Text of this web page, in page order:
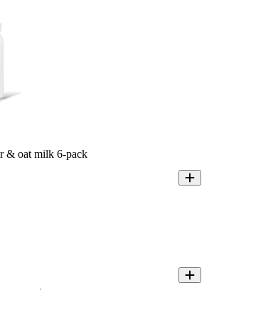
& oat milk 6-pack